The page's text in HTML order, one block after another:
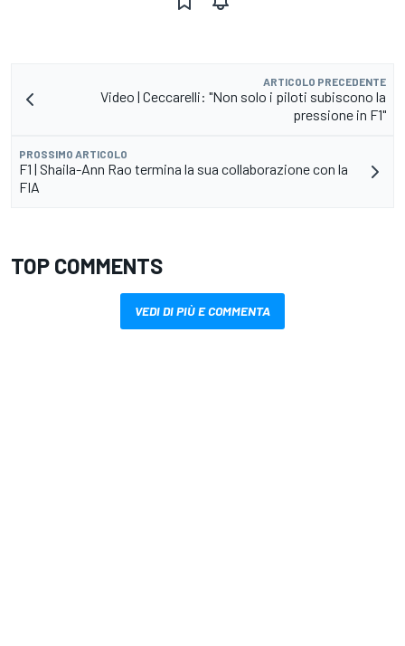
ARTICOLO PRECEDENTE
Video | Ceccarelli: "Non solo i piloti subiscono la
pressione in F1"
PROSSIMO ARTICOLO
F1 | Shaila-Ann Rao termina la sua collaborazione con la
FIA
TOP COMMENTS
VEDI DI PIÙ E COMMENTA